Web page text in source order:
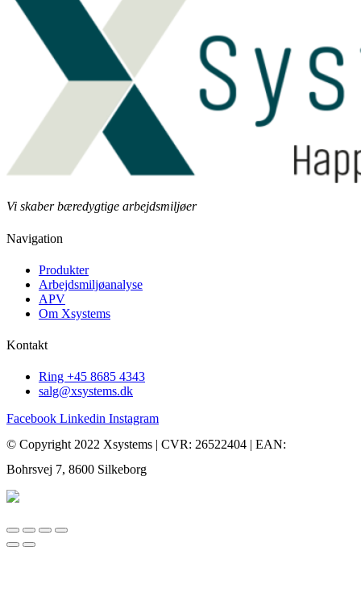
Vi skaber bæredygtige arbejdsmiljøer
Navigation
Produkter
Arbejdsmiljøanalyse
APV
Om Xsystems
Kontakt
Ring +45 8685 4343
salg@xsystems.dk
Facebook Linkedin Instagram
© Copyright 2022 Xsystems | CVR: 26522404 | EAN:
Bohrsvej 7, 8600 Silkeborg